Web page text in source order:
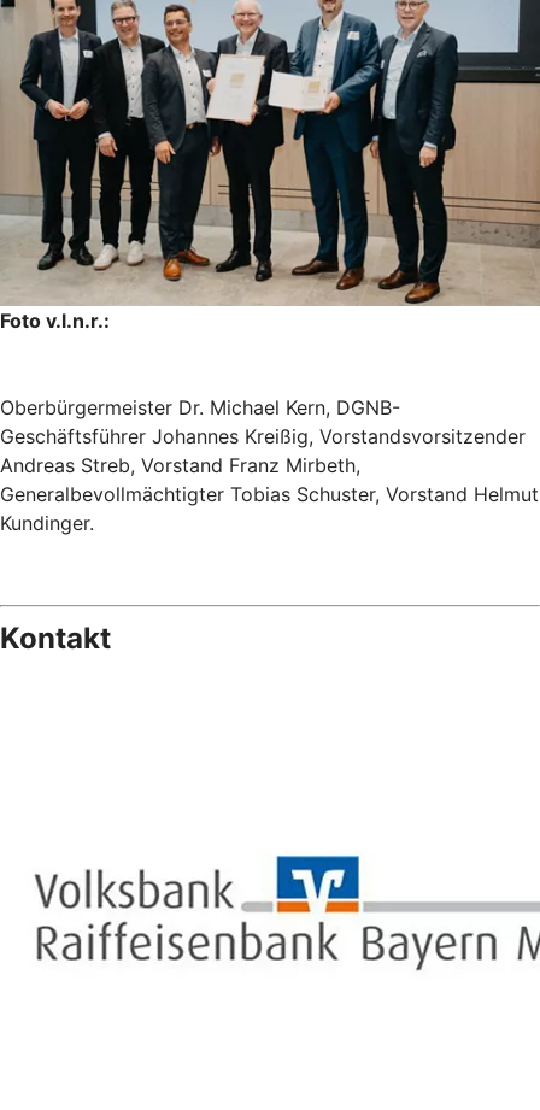
Foto v.l.n.r.:
Oberbürgermeister Dr. Michael Kern, DGNB-
Geschäftsführer Johannes Kreißig, Vorstandsvorsitzender
Andreas Streb, Vorstand Franz Mirbeth,
Generalbevollmächtigter Tobias Schuster, Vorstand Helmut
Kundinger.
Kontakt